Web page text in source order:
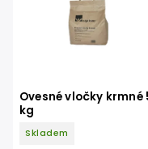
Ovesné vločky krmné
kg
Skladem